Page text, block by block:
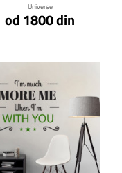
Universe
od 1800 din
Klikni za detalje